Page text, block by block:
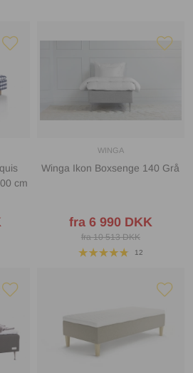
cm
WINGA
Winga Ikon Boxsenge 140 Grå
fra 6 990 DKK
fra 10 513 DKK
12